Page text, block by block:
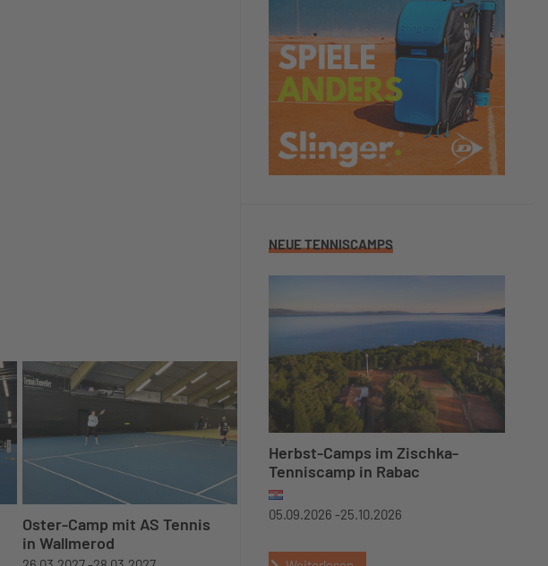
Oster-Camp mit AS Tennis
in Wallmerod
NEUE TENNISCAMPS
Herbst-Camps im Zischka-
Tenniscamp in Rabac
05.09.2026 -25.10.2026